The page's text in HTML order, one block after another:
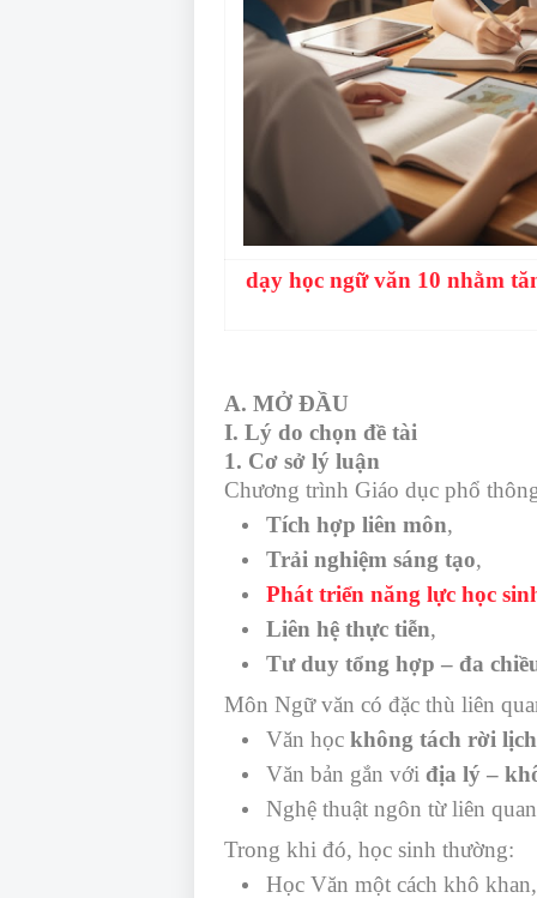
dạy học ngữ văn 10 nhằm
A. MỞ ĐẦU
I. Lý do chọn đề tài
1. Cơ sở lý luận
Chương trình Giáo dục phổ
Tích hợp liên môn,
Trải nghiệm sáng tạo,
Phát triển năng lực học
Liên hệ thực tiễn,
Tư duy tổng hợp – đa
Môn Ngữ văn có đặc thù liên
Văn học không tách rời
Văn bản gắn với địa lý –
Nghệ thuật ngôn từ liên
Trong khi đó, học sinh thường:
Học Văn một cách khô